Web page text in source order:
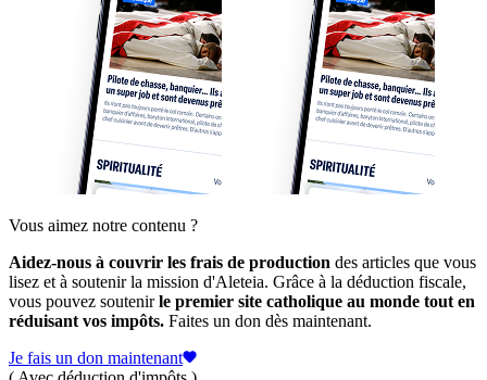
Vous aimez notre contenu ?
Aidez-nous à couvrir les frais de production des articles que vous
lisez et à soutenir la mission d'Aleteia. Grâce à la déduction fiscale,
vous pouvez soutenirle premier site catholique au monde tout en
réduisant vos impôts. Faites un don dès maintenant.
Je fais un don maintenant